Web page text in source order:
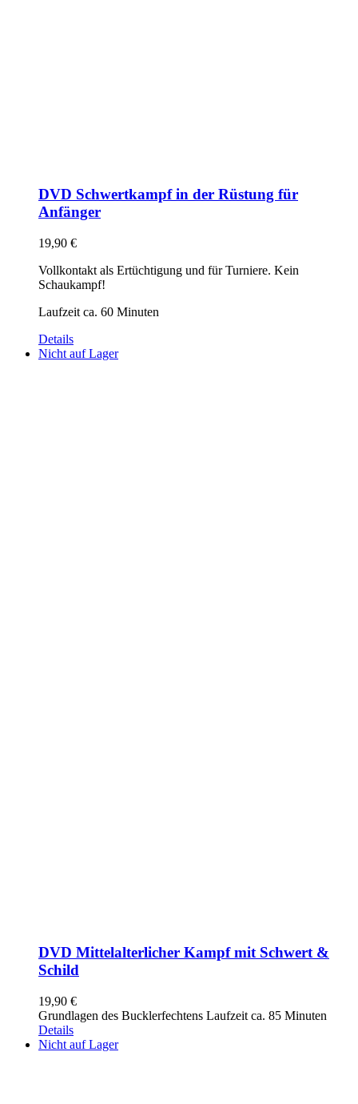
DVD Schwertkampf in der Rüstung für
Anfänger
19,90 €
Vollkontakt als Ertüchtigung und für Turniere. Kein
Schaukampf!
Laufzeit ca. 60 Minuten
Details
Nicht auf Lager
DVD Mittelalterlicher Kampf mit Schwert &
Schild
19,90 €
Grundlagen des Bucklerfechtens Laufzeit ca. 85 Minuten
Details
Nicht auf Lager